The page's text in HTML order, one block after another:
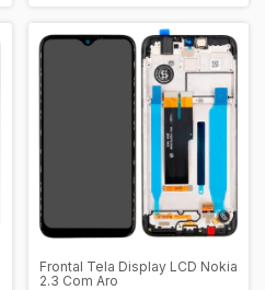
Frontal Tela Display LCD Nokia
2.3 Com Aro